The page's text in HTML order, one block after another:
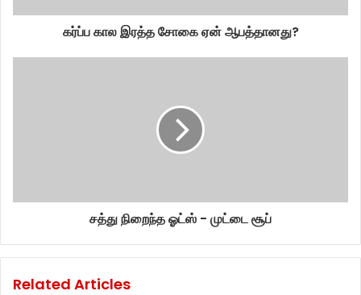
கர்ப்ப கால இரத்த சோகை ஏன் ஆபத்தானது?
சத்து நிறைந்த ஓட்ஸ் - முட்டை சூப்
Related Articles